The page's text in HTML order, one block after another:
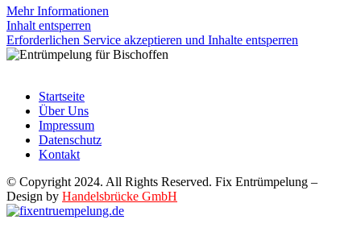
Mehr Informationen
Inhalt entsperren
Erforderlichen Service akzeptieren und Inhalte entsperren
Startseite
Über Uns
Impressum
Datenschutz
Kontakt
© Copyright 2024. All Rights Reserved. Fix Entrümpelung –
Design by Handelsbrücke GmbH